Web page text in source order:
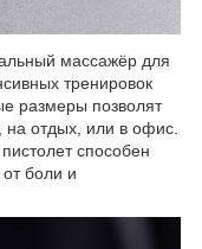
массажёр для
тренировок
размеры позволят
на отдых, или в офис.
способен
боли и